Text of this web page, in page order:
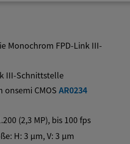
Monochrom FPD-Link III-
III-Schnittstelle
onsemi CMOS AR0234
(2,3 MP), bis 100 fps
H: 3 µm, V: 3 µm